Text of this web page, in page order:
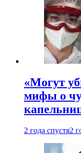
«Могут
мифы о
2 года спустя2